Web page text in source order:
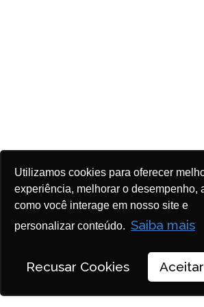
Utilizamos cookies para oferecer
experiência, melhorar o desempenho,
como você interage em nosso site e
personalizar conteúdo. Saiba mais
Recusar Cookies Aceitar